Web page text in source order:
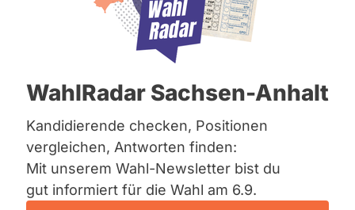
Bremen
Hamburg
Mecklenburg-Vorpommern
Nordrhein-Westfalen
Saarland
Sachsen
Sachsen-Anhalt
Sachsen-Anhalt
Schleswig-Holstein
Thüringen
WahlRadar Sachsen-Anhalt
Kandidierende checken, Positionen
vergleichen, Antworten finden:
Mit unserem Wahl-Newsletter bist du
gut informiert für die Wahl am 6.9.
Fragen Sie Ihre
Kandidierenden
Informieren Sie sich über die Direktkandidierenden zur Wahl
2017!